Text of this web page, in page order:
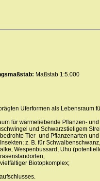
Maßstab 1:5.000
Uferformen als Lebensraum
für wärmeliebende Pflanzen- und
und Schwarzstieligem
Tier- und Pflanzenarten und
z. B. für Schwalbenschwanz,
Wespenbussard, Uhu
Biotopkomplex;